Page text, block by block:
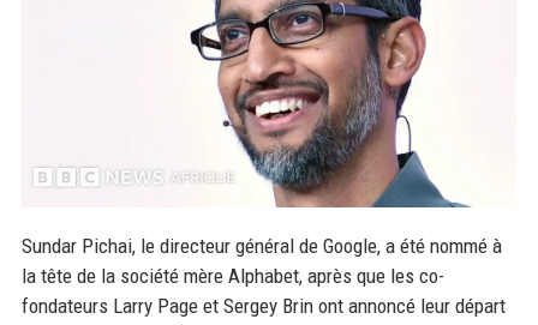
Sundar Pichai, le directeur général de Google, a été nommé à
la tête de la société mère Alphabet, après que les co-
fondateurs Larry Page et Sergey Brin ont annoncé leur départ